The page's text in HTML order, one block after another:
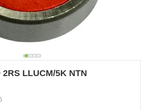
LLUCM/5K NTN